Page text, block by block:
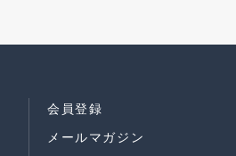
会員登録
メールマガジン